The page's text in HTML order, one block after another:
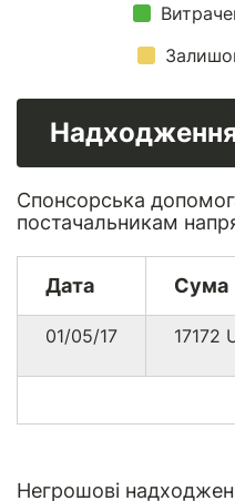
Спонсорська
постачальникам
Дата Сума
01/05/17 17172
Негрошові